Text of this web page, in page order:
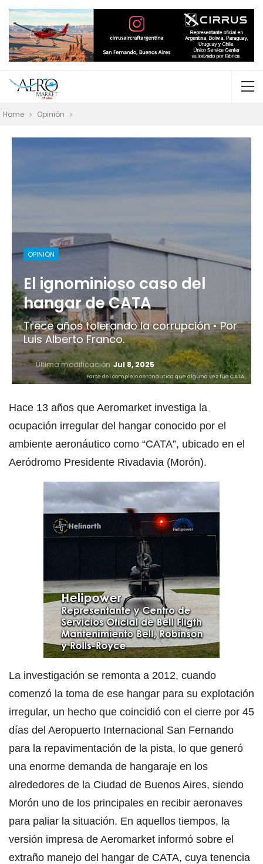
Home Opinión
OPINIÓN
El ignominioso caso del
hangar de CATA
Trece años tolerando la corrupción • Por
Luis Alberto Franco.
Última modificación Jul 8, 2025
Parte del complejo aeronáutica que alguna vez fue CATA.
Hace 13 años que Aeromarket investiga la
ocupación irregular del hangar conocido por el
ambiente aeronáutico como “CATA”, ubicado en el
Aeródromo Presidente Rivadavia (Morón).
La investigación se remonta a 2012, cuando
comenzó la toma de ese hangar para su explotación
irregular, un hecho que coincidió con el cierre por 45
días del Aeropuerto Internacional San Fernando
para la repavimentación de la pista, lo que generó
una enorme demanda de hangaraje en los
alrededores de la Ciudad de Buenos Aires, siendo
Morón uno de los principales en recibir aeronaves
para paliar la situación. En aquellos tiempos, la
versión impresa de Aeromarket informó sobre el
extraño manejo del hangar de CATA, cuya tenencia